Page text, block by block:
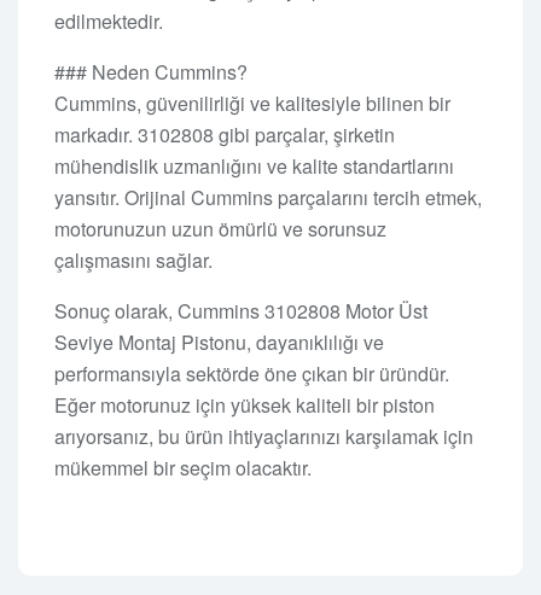
edilmektedir.
### Neden Cummins?
Cummins, güvenilirliği ve kalitesiyle bilinen bir
markadır. 3102808 gibi parçalar, şirketin
mühendislik uzmanlığını ve kalite standartlarını
yansıtır. Orijinal Cummins parçalarını tercih etmek,
motorunuzun uzun ömürlü ve sorunsuz
çalışmasını sağlar.
Sonuç olarak, Cummins 3102808 Motor Üst
Seviye Montaj Pistonu, dayanıklılığı ve
performansıyla sektörde öne çıkan bir üründür.
Eğer motorunuz için yüksek kaliteli bir piston
arıyorsanız, bu ürün ihtiyaçlarınızı karşılamak için
mükemmel bir seçim olacaktır.